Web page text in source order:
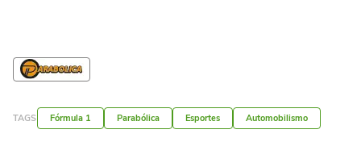
TAGS Fórmula 1 Parabólica Esportes Automobilismo